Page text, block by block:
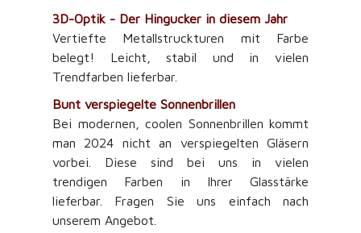
3D-Optik - Der Hingucker in diesem Jahr
Vertiefte Metallstruckturen mit Farbe
belegt! Leicht, stabil und in vielen
Trendfarben lieferbar.
Bunt verspiegelte Sonnenbrillen
Bei modernen, coolen Sonnenbrillen kommt
man 2024 nicht an verspiegelten Gläsern
vorbei. Diese sind bei uns in vielen
trendigen Farben in Ihrer Glasstärke
lieferbar. Fragen Sie uns einfach nach
unserem Angebot.